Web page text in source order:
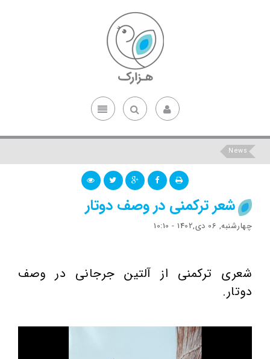
News
شعر ترکمنی در وصف دوتار
چهارشنبه, 06 دی,1402 - 10:10
شعری ترکمنی از آلتین جرجانی در وصف
دوتار.